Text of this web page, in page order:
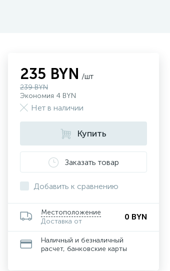
235 BYN /шт
239 BYN
Экономия 4 BYN
Нет в наличии
Купить
Заказать товар
Добавить к сравнению
Местоположение
Доставка от
0 BYN
Наличный и безналичный
расчет, банковские карты